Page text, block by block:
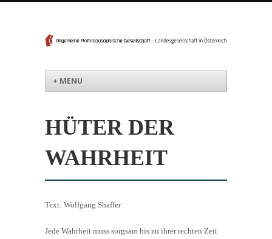
Menü
Weiter zum Inhalt
+ MENU
HÜTER DER
WAHRHEIT
Text: Wolfgang Shaffer
Jede Wahrheit muss sorgsam bis zu ihrer rechten Zeit